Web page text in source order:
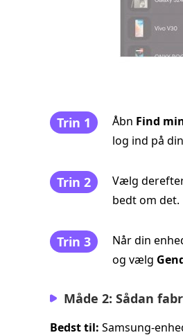
Trin 1 Åbn Find
log ind på
Trin 2
Vælg
bedt om det.
Trin 3 Når din
og vælg
Måde 2: Sådan
Bedst til: